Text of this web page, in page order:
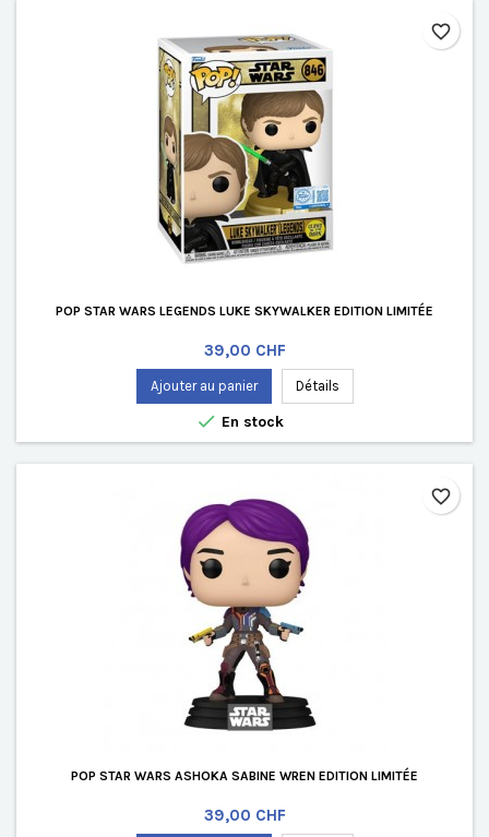
POP STAR WARS LEGENDS LUKE SKYWALKER EDITION LIMITÉE
Prix
39,00 CHF
Ajouter au panier Détails
 En stock
favorite_border
POP STAR WARS ASHOKA SABINE WREN EDITION LIMITÉE
Prix
39,00 CHF
favorite_border